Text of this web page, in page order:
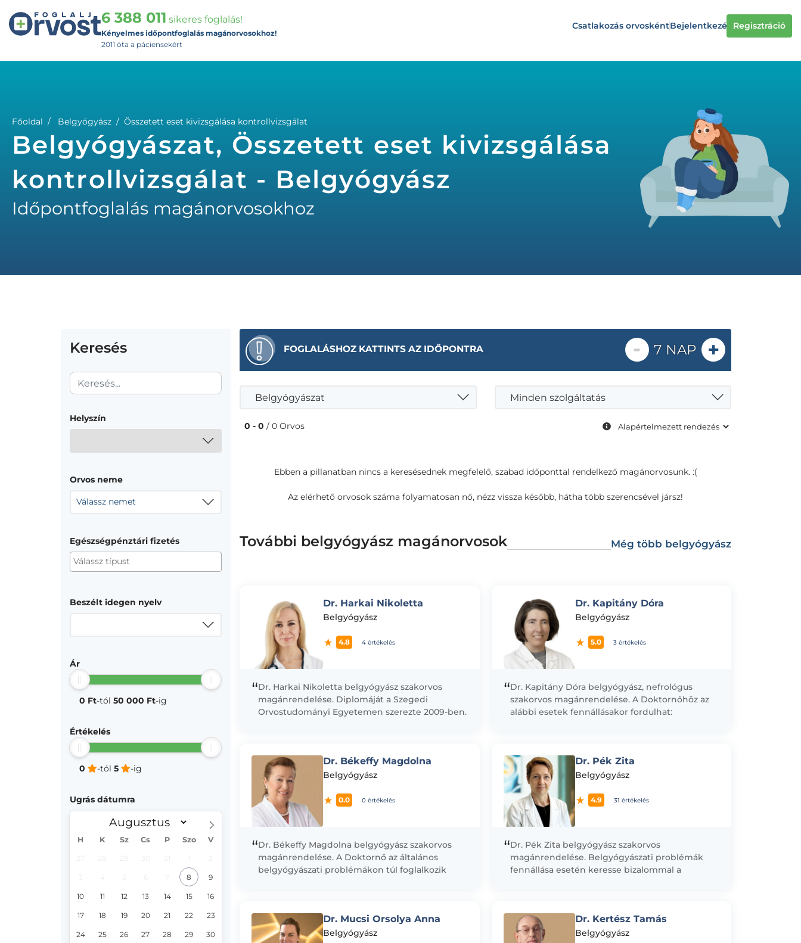
6 388 011 sikeres foglalás!
Kényelmes időpontfoglalás magánorvosokhoz!
2011 óta a páciensekért
Csatlakozás orvoskéntBejelentkezés Regisztráció
Főoldal Belgyógyász Összetett eset kivizsgálása kontrollvizsgálat
Belgyógyászat, Összetett eset kivizsgálása
kontrollvizsgálat - Belgyógyász
Időpontfoglalás magánorvosokhoz
Keresés
Helyszín
Orvos neme
Válassz nemet
Egészségpénztári fizetés
Beszélt idegen nyelv
Ár
0 Ft-tól 50 000 Ft-ig
Értékelés
0 -tól 5 -ig
Ugrás dátumra
H K Sz Cs P Szo V
8 9
10 11 12 13 14 15 16
17 18 19 20 21 22 23
24 25 26 27 28 29 30
FOGLALÁSHOZ KATTINTS AZ IDŐPONTRA - 7 NAP +
Belgyógyászat Minden szolgáltatás
0 - 0 / 0 Orvos
Ebben a pillanatban nincs a keresésednek megfelelő, szabad időponttal rendelkező magánorvosunk. :(
Az elérhető orvosok száma folyamatosan nő, nézz vissza később, hátha több szerencsével jársz!
További belgyógyász magánorvosok Még több belgyógyász
Dr. Harkai Nikoletta
Belgyógyász
4.8 4 értékelés
“Dr. Harkai Nikoletta belgyógyász szakorvos
magánrendelése. Diplomáját a Szegedi
Orvostudományi Egyetemen szerezte 2009-ben.
Dr. Kapitány Dóra
Belgyógyász
5.0 3 értékelés
“Dr. Kapitány Dóra belgyógyász, nefrológus
szakorvos magánrendelése. A Doktornőhöz az
alábbi esetek fennállásakor fordulhat:
Dr. Békeffy Magdolna
Belgyógyász
0.0 0 értékelés
“Dr. Békeffy Magdolna belgyógyász szakorvos
magánrendelése. A Doktornő az általános
belgyógyászati problémákon túl foglalkozik
Dr. Pék Zita
Belgyógyász
4.9 31 értékelés
“Dr. Pék Zita belgyógyász szakorvos
magánrendelése. Belgyógyászati problémák
fennállása esetén keresse bizalommal a
Dr. Mucsi Orsolya Anna
Belgyógyász
Dr. Kertész Tamás
Belgyógyász